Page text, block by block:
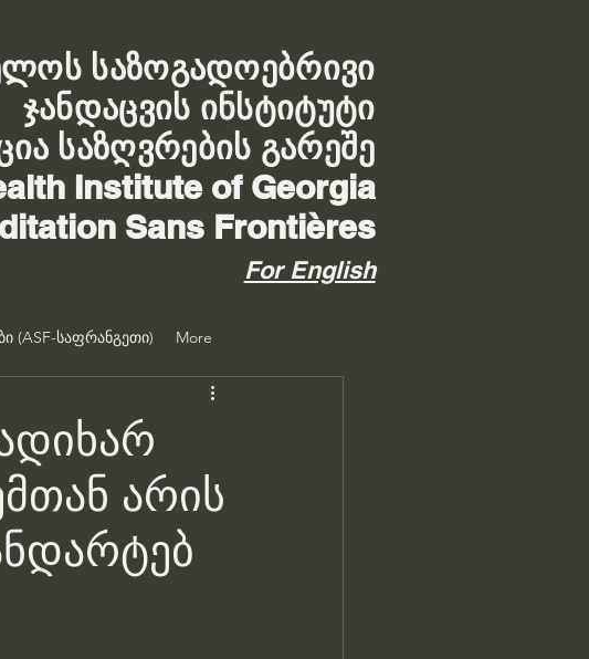
საზოგადოებრივი
ჯანდაცვის ინსტიტუტი
საზღვრების გარეშე
Institute of Georgia
Sans Frontières
For English
(ASF-საფრანგეთი) More
არის